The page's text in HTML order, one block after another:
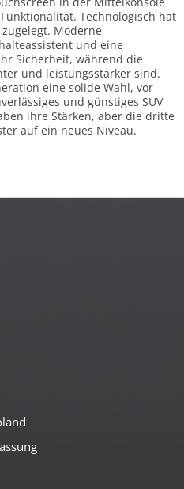
Technologisch hat
Moderne
und eine
Sicherheit, während die
und leistungsstärker sind.
eine solide Wahl, vor
und günstiges SUV
ihre Stärken, aber die dritte
auf ein neues Niveau.